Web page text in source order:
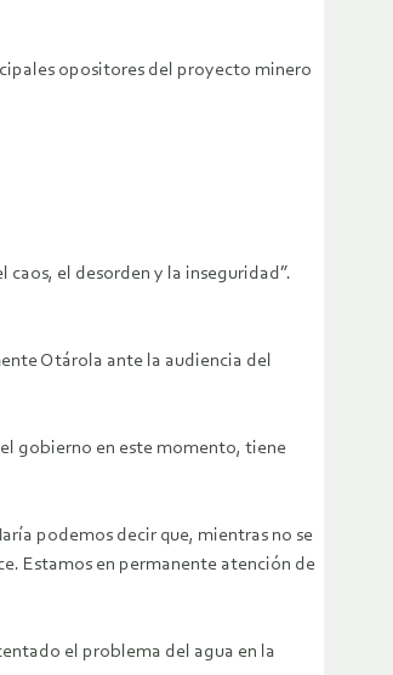
opositores del proyecto minero
el desorden y la inseguridad”.
Otárola ante la audiencia del
gobierno en este momento, tiene
podemos decir que, mientras no se
Estamos en permanente atención de
el problema del agua en la